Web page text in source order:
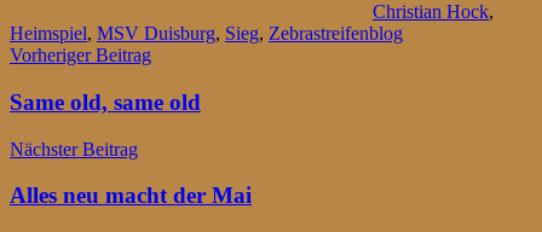
Christian Hock,
Heimspiel, MSV Duisburg, Sieg, Zebrastreifenblog
Beitragsnavigation
Vorheriger Beitrag
Same old, same old
Nächster Beitrag
Alles neu macht der Mai